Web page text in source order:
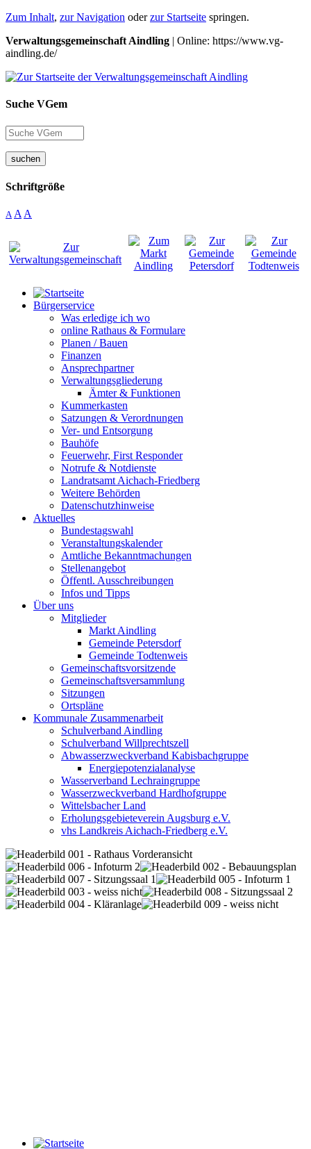
Zum Inhalt, zur Navigation oderzur Startseite springen.
Verwaltungsgemeinschaft Aindling | Online: https://www.vg-
aindling.de/
Suche VGem
suchen
Schriftgröße
A A A
Bürgerservice
Was erledige ich wo
online Rathaus & Formulare
Planen / Bauen
Finanzen
Ansprechpartner
Verwaltungsgliederung
Ämter & Funktionen
Kummerkasten
Satzungen & Verordnungen
Ver- und Entsorgung
Bauhöfe
Feuerwehr, First Responder
Notrufe & Notdienste
Landratsamt Aichach-Friedberg
Weitere Behörden
Datenschutzhinweise
Aktuelles
Bundestagswahl
Veranstaltungskalender
Amtliche Bekanntmachungen
Stellenangebot
Öffentl. Ausschreibungen
Infos und Tipps
Über uns
Mitglieder
Markt Aindling
Gemeinde Petersdorf
Gemeinde Todtenweis
Gemeinschaftsvorsitzende
Gemeinschaftsversammlung
Sitzungen
Ortspläne
Kommunale Zusammenarbeit
Schulverband Aindling
Schulverband Willprechtszell
Abwasserzweckverband Kabisbachgruppe
Energiepotenzialanalyse
Wasserverband Lechraingruppe
Wasserzweckverband Hardhofgruppe
Wittelsbacher Land
Erholungsgebieteverein Augsburg e.V.
vhs Landkreis Aichach-Friedberg e.V.